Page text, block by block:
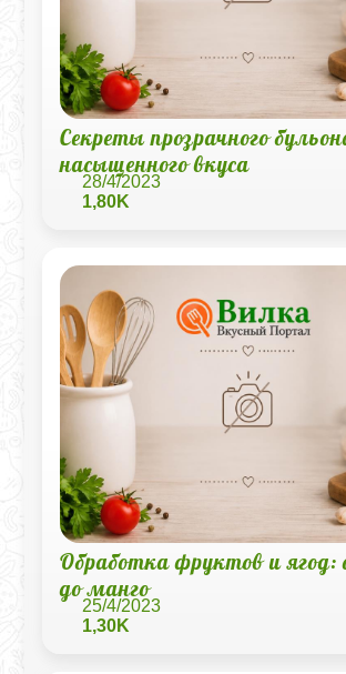
Секреты прозрачного
насыщенного вкуса
28/4/2023
1,80K
Обработка фруктов и ягод:
до манго
25/4/2023
1,30K